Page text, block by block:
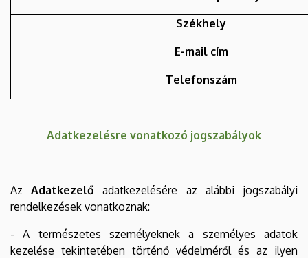
Székhely
E-mail cím
Telefonszám
Adatkezelésre vonatkozó jogszabályok
AzAdatkezelőadatkezelésére az alábbi jogszabályi
rendelkezések vonatkoznak:
- A természetes személyeknek a személyes adatok
kezelése tekintetében történő védelméről és az ilyen